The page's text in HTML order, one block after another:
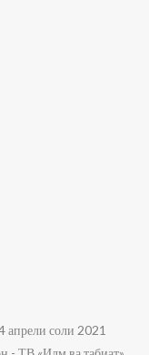
апрели соли 2021